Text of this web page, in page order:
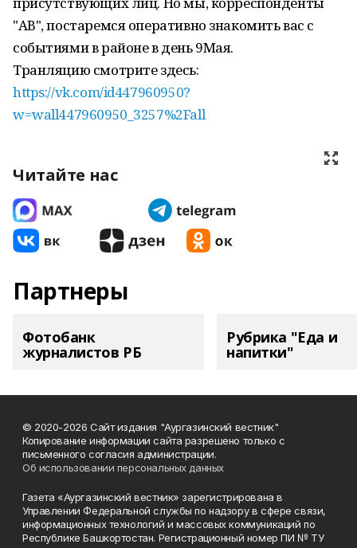
"АВ", постаремся оперативно знакомить вас с
событиями в районе в день 9Мая.
Транляцию смотрите здесь:
https://vk.com/id447960950?
w=wall447960950_3257%2Fall
Читайте нас
Партнеры
Фотобанк
журналистов РБ
Рубрика "Еда и
напитки"
© 2020-2026 Сайт издания "Аургазинский вестник"
Копирование информации сайта разрешено только с
письменного согласия администрации.
Об использовании персональных данных
Газета «Аургазинский вестник» зарегистрирована в
Управлении Федеральной службы по надзору в сфере связи,
информационных технологий и массовых коммуникаций по
Республике Башкортостан. Регистрационный номер ПИ № ТУ